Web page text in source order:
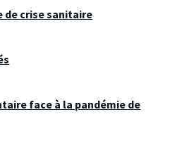
de crise sanitaire
face à la pandémie de